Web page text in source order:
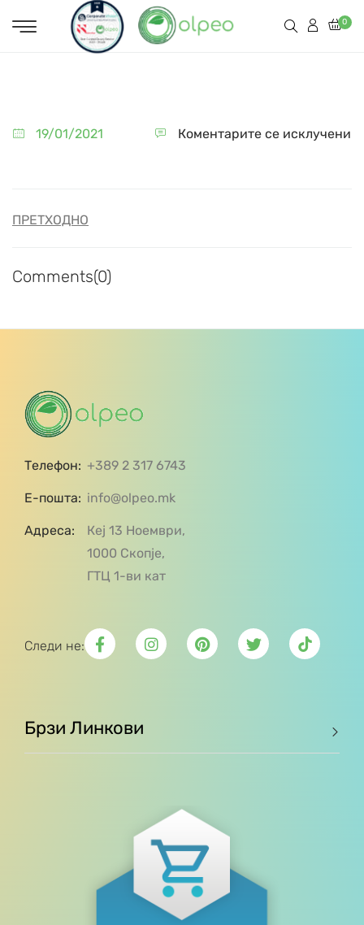
0
19/01/2021 Коментарите се исклучени
ПРЕТХОДНО
Comments(0)
Телефон: +389 2 317 6743
Е-пошта: info@olpeo.mk
Адреса:
Кеј 13 Ноември,
1000 Скопје,
ГТЦ 1-ви кат
Следи не:
Брзи Линкови